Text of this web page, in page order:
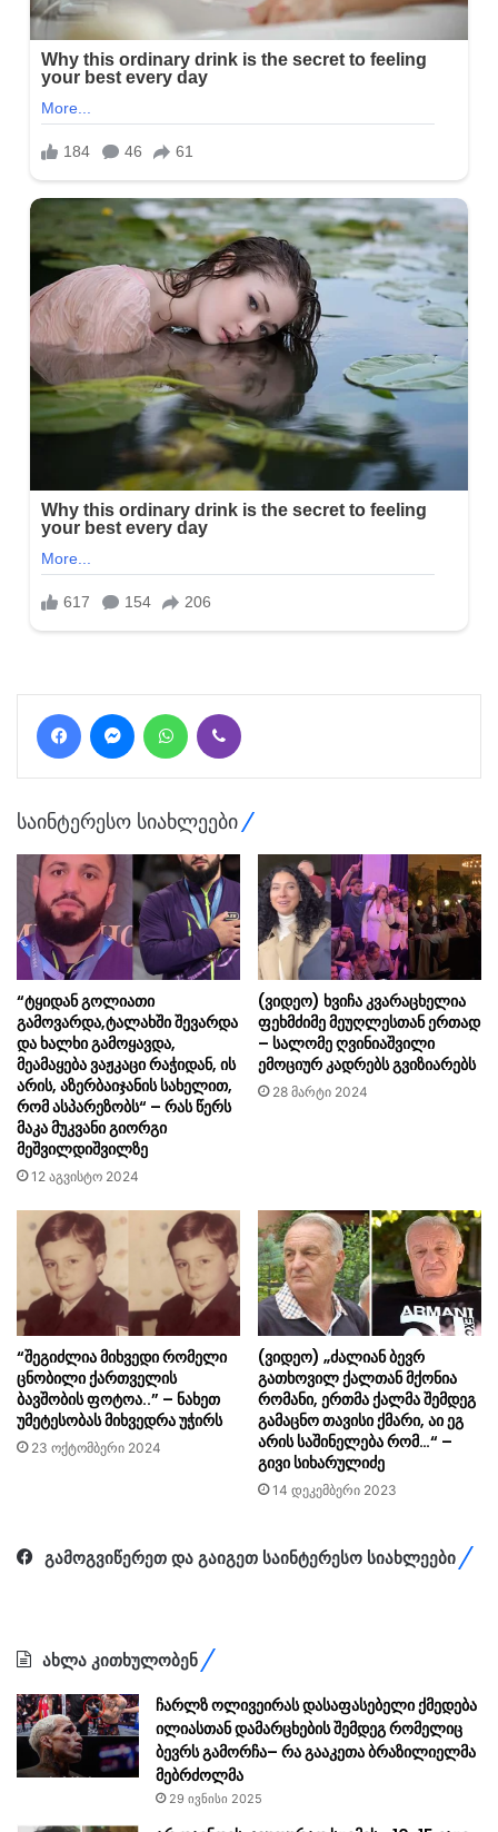
FacebookMessengerWhatsApp
საინტერესო სიახლეები
“ტყიდან გოლიათი
გამოვარდა,ტალახში შევარდა
და ხალხი გამოყავდა,
მეამაყება ვაჟკაცი რაჭიდან, ის
არის, აზერბაიჯანის სახელით,
რომ ასპარეზობს“ – რას წერს
მაკა მუკვანი გიორგი
მეშვილდიშვილზე
12 აგვისტო 2024
(ვიდეო) ხვიჩა კვარაცხელია
ფეხმძიმე მეუღლესთან ერთად
– სალომე ღვინიაშვილი
ემოციურ კადრებს გვიზიარებს
28 მარტი 2024
“შეგიძლია მიხვედი რომელი
ცნობილი ქართველის
ბავშობის ფოტოა..” – ნახეთ
უმეტესობას მიხვედრა უჭირს
23 ოქტომბერი 2024
(ვიდეო) „ძალიან ბევრ
გათხოვილ ქალთან მქონია
რომანი, ერთმა ქალმა შემდეგ
გამაცნო თავისი ქმარი, აი ეგ
არის საშინელება რომ…“ –
გივი სიხარულიძე
14 დეკემბერი 2023
გამოგვიწერეთ და გაიგეთ საინტერესო სიახლეები
ახლა კითხულობენ
ჩარლზ ოლივეირას დასაფასებელი ქმედება
ილიასთან დამარცხების შემდეგ რომელიც
ბევრს გამორჩა– რა გააკეთა ბრაზილიელმა
მებრძოლმა
29 ივნისი 2025